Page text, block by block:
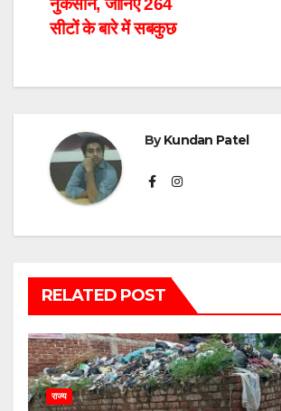
नुकसान, जानिए 264
सीटों के बारे में सबकुछ
ByKundan Patel
RELATED POST
राज्य